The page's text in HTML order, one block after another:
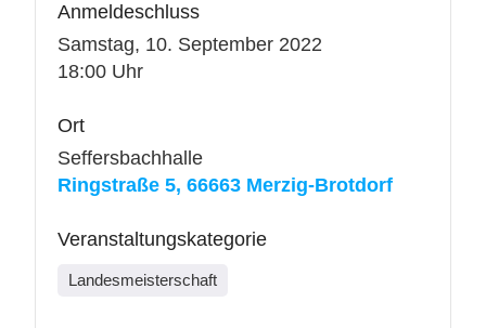
Anmeldeschluss
Samstag, 10. September 2022
18:00 Uhr
Ort
Seffersbachhalle
Ringstraße 5, 66663 Merzig-Brotdorf
Veranstaltungskategorie
Landesmeisterschaft